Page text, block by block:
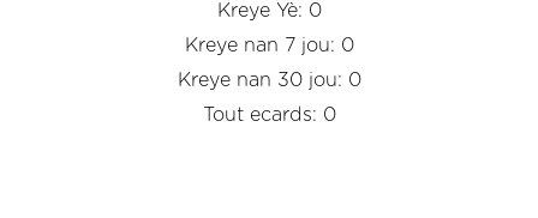
Kreye Yè: 0
Kreye nan 7 jou: 0
Kreye nan 30 jou: 0
Tout ecards: 0